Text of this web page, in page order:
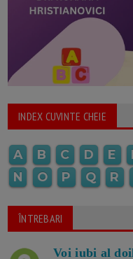
INDEX CUVINTE CHEIE
A B C D E
N
O P Q R
ÎNTREBARI
Voi iubi al